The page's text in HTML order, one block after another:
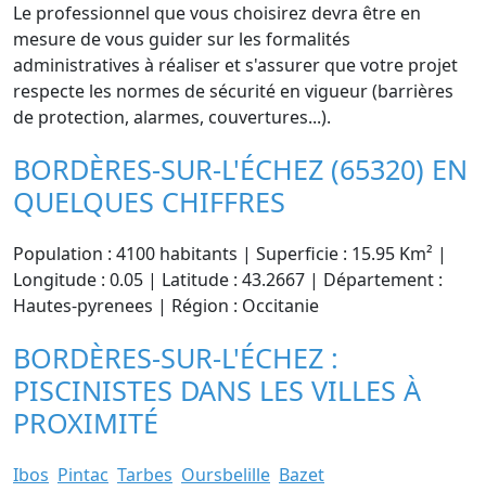
Le professionnel que vous choisirez devra être en
mesure de vous guider sur les formalités
administratives à réaliser et s'assurer que votre projet
respecte les normes de sécurité en vigueur (barrières
de protection, alarmes, couvertures...).
BORDÈRES-SUR-L'ÉCHEZ (65320) EN
QUELQUES CHIFFRES
Population : 4100 habitants | Superficie : 15.95 Km² |
Longitude : 0.05 | Latitude : 43.2667 | Département :
Hautes-pyrenees | Région : Occitanie
BORDÈRES-SUR-L'ÉCHEZ :
PISCINISTES DANS LES VILLES À
PROXIMITÉ
Ibos Pintac Tarbes Oursbelille Bazet